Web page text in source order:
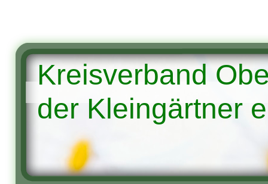
Kreisverband
der Kleingärtner